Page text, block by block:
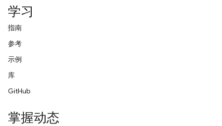
学习
指南
参考
示例
库
GitHub
掌握动态